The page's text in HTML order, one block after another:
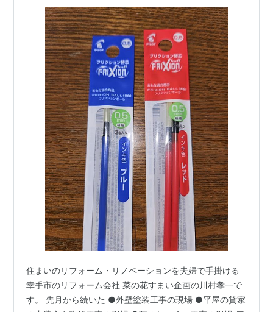
住まいのリフォーム・リノベーションを夫婦で手掛ける
幸手市のリフォーム会社 菜の花すまい企画の川村孝一で
す。 先月から続いた ●外壁塗装工事の現場 ●平屋の貸家